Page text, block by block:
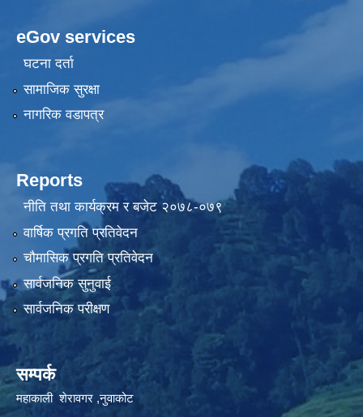
eGov services
घटना दर्ता
सामाजिक सुरक्षा
नागरिक वडापत्र
Reports
नीति तथा कार्यक्रम र बजेट २०७८-०७९
वार्षिक प्रगति प्रतिवेदन
चौमासिक प्रगति प्रतिवेदन
सार्वजनिक सुनुवाई
सार्वजनिक परीक्षण
सम्पर्क
महाकाली शेरावगर ,नुवाकोट